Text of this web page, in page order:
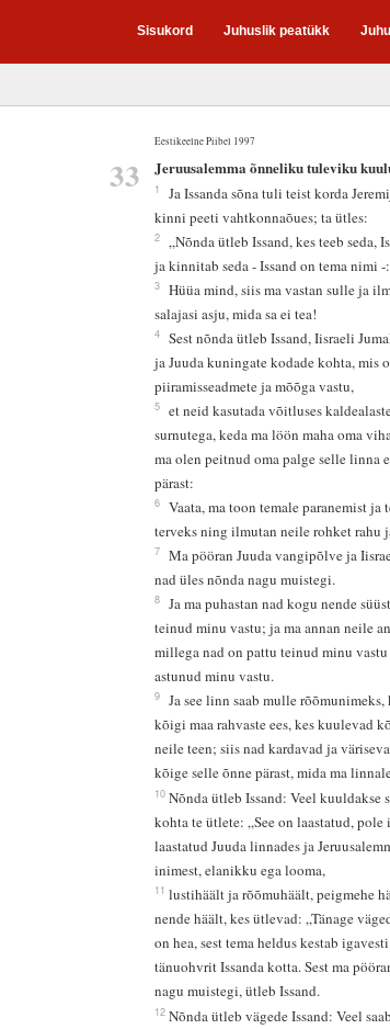
Sisukord Juhuslik peatükk
Eestikeelne Piibel 1997
33 Jeruusalemma õnneliku tuleviku
1
Ja Issanda sõna tuli teist korda
kinni peeti vahtkonnaõues; ta ütles:
2 „Nõnda ütleb Issand, kes teeb seda,
ja kinnitab seda - Issand on tema nimi -:
3 Hüüa mind, siis ma vastan sulle ja
salajasi asju, mida sa ei tea!
4 Sest nõnda ütleb Issand, Iisraeli
ja Juuda kuningate kodade kohta, mis
piiramisseadmete ja mõõga vastu,
5 et neid kasutada võitluses
surnutega, keda ma löön maha oma
ma olen peitnud oma palge selle linna
pärast:
6 Vaata, ma toon temale paranemist ja
terveks ning ilmutan neile rohket rahu
7 Ma pööran Juuda vangipõlve ja
nad üles nõnda nagu muistegi.
8 Ja ma puhastan nad kogu nende
teinud minu vastu; ja ma annan neile
millega nad on pattu teinud minu
astunud minu vastu.
9 Ja see linn saab mulle
kõigi maa rahvaste ees, kes kuulevad
neile teen; siis nad kardavad ja
kõige selle õnne pärast, mida ma
10 Nõnda ütleb Issand: Veel kuuldakse
kohta te ütlete: „See on laastatud, pole
laastatud Juuda linnades ja
inimest, elanikku ega looma,
11 lustihäält ja rõõmuhäält, peigmehe
nende häält, kes ütlevad: „Tänage
on hea, sest tema heldus kestab
tänuohvrit Issanda kotta. Sest ma
nagu muistegi, ütleb Issand.
12 Nõnda ütleb vägede Issand: Veel